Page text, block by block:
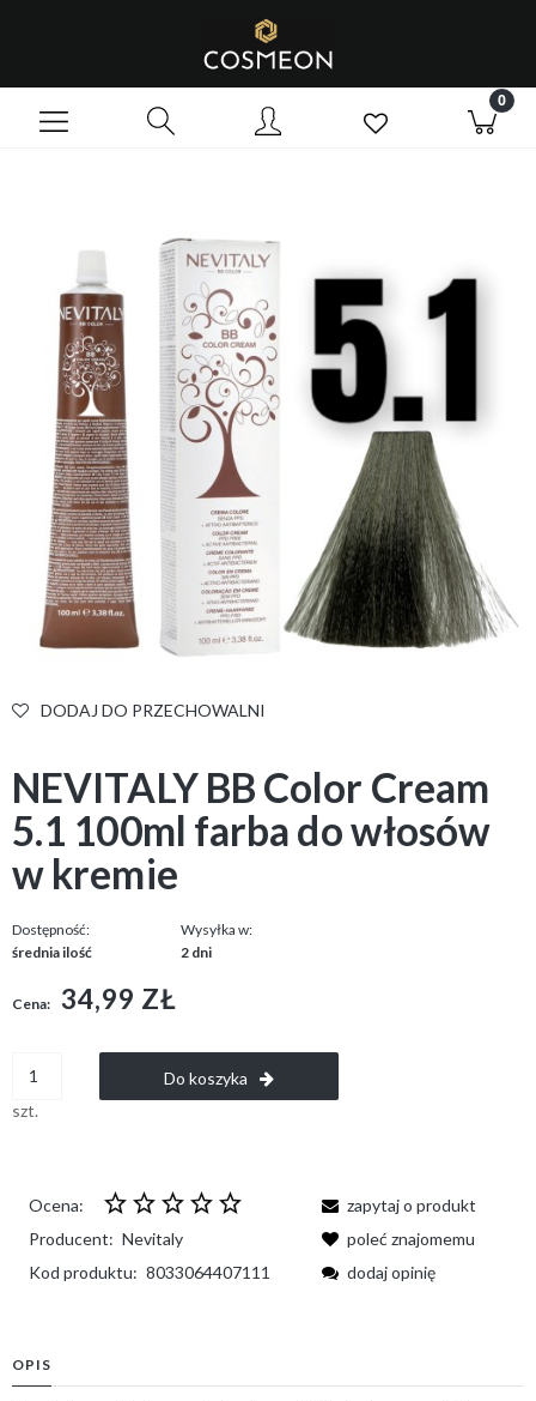
DODAJ DO PRZECHOWALNI
NEVITALY BB Color Cream
5.1 100ml farba do włosów
w kremie
Dostępność:
średnia ilość
Wysyłka w:
2 dni
Cena: 34,99 ZŁ
szt.
Do koszyka
Ocena:
Producent: Nevitaly
Kod produktu: 8033064407111
zapytaj o produkt
poleć znajomemu
dodaj opinię
OPIS